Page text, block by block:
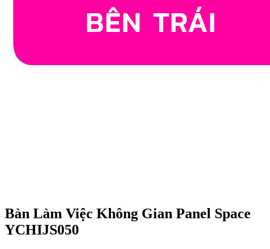
Bàn Làm Việc Không Gian Panel Space
YCHIJS050